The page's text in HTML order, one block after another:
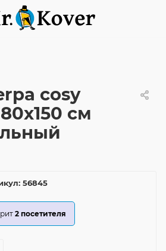
cosy
см
56845
2 посетителя